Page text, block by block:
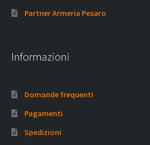
Partner Armeria Pesaro
Informazioni
Domande frequenti
Pagamenti
Spedizioni